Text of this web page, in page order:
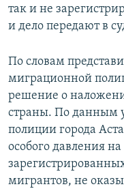
так и не
и дело передают в
По словам
миграционной
решение о
страны. По данным
полиции города
особого давления
мигрантов, не